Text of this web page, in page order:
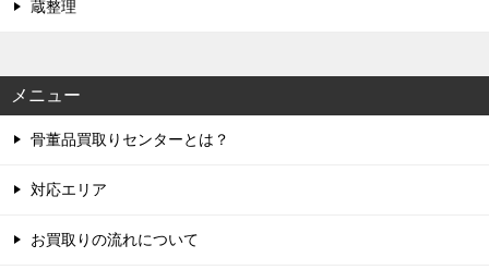
蔵整理
メニュー
骨董品買取りセンターとは？
対応エリア
お買取りの流れについて